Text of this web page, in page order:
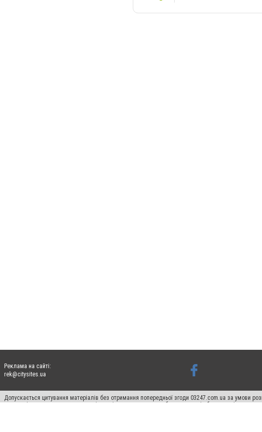
Реклама на сайті:
rek@citysites.ua
Допускається цитування матеріалів без отримання попередньої згоди 03247.com.ua за умови
систем гіперпосилання на цитовані статті не нижче другого абзацу в тексті або в якості